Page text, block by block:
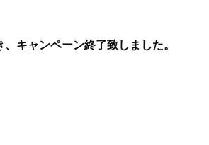
キャンペーン終了致しました。